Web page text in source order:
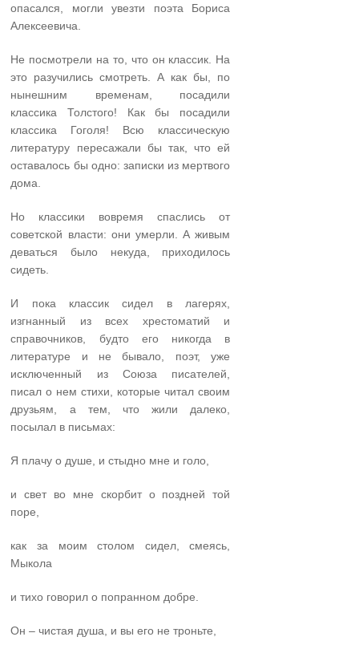
опасался, могли увезти поэта Бориса
Алексеевича.
Не посмотрели на то, что он классик. На
это разучились смотреть. А как бы, по
нынешним временам, посадили
классика Толстого! Как бы посадили
классика Гоголя! Всю классическую
литературу пересажали бы так, что ей
оставалось бы одно: записки из мертвого
дома.
Но классики вовремя спаслись от
советской власти: они умерли. А живым
деваться было некуда, приходилось
сидеть.
И пока классик сидел в лагерях,
изгнанный из всех хрестоматий и
справочников, будто его никогда в
литературе и не бывало, поэт, уже
исключенный из Союза писателей,
писал о нем стихи, которые читал своим
друзьям, а тем, что жили далеко,
посылал в письмах:
Я плачу о душе, и стыдно мне и голо,
и свет во мне скорбит о поздней той
поре,
как за моим столом сидел, смеясь,
Мыкола
и тихо говорил о попранном добре.
Он – чистая душа, и вы его не троньте,